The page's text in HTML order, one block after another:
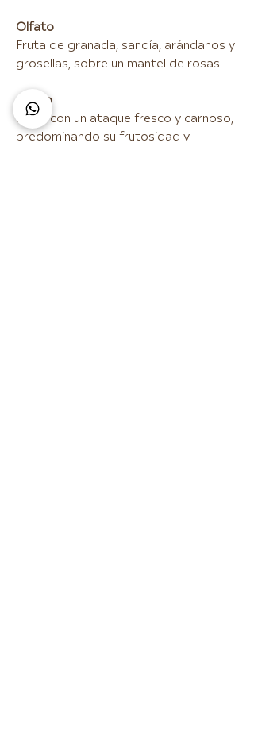
Olfato
Fruta de granada, sandía, arándanos y
grosellas, sobre un mantel de rosas.
Gusto
Entra con un ataque fresco y carnoso,
predominando su frutosidad y